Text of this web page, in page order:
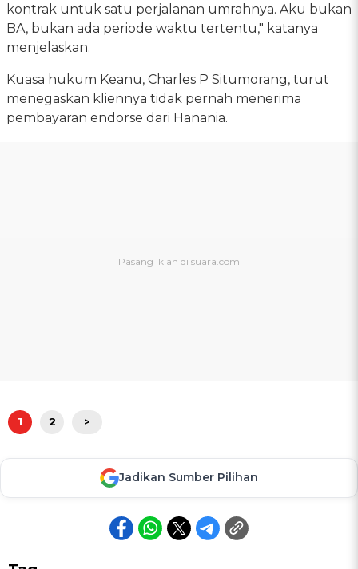
kontrak untuk satu perjalanan umrahnya. Aku bukan
BA, bukan ada periode waktu tertentu," katanya
menjelaskan.
Kuasa hukum Keanu, Charles P Situmorang, turut
menegaskan kliennya tidak pernah menerima
pembayaran endorse dari Hanania.
1 2 >
Jadikan Sumber Pilihan